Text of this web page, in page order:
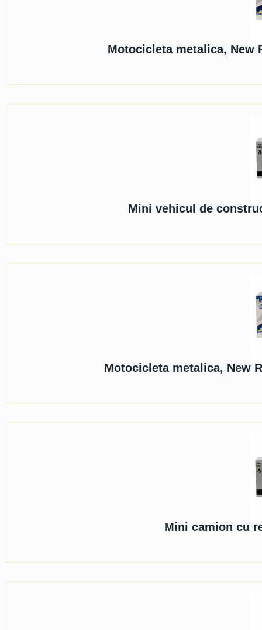
Motocicleta metalica, New
Mini vehicul de
Motocicleta metalica, New
Mini camion cu